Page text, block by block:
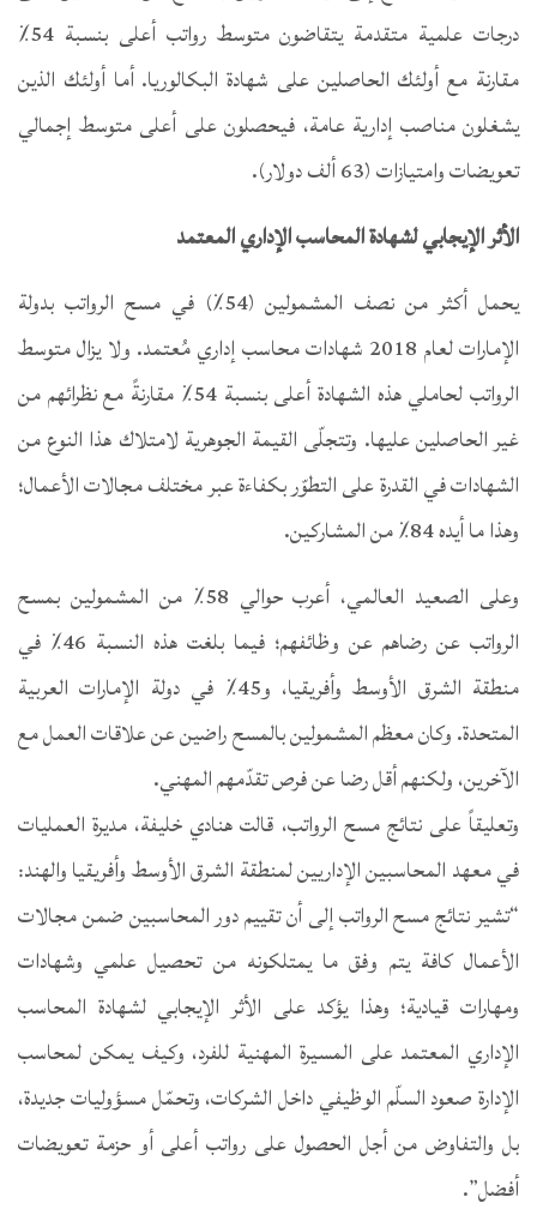
درجات علمية متقدمة يتقاضون متوسط رواتب أعلى بنسبة 54٪
مقارنة مع أولئك الحاصلين على شهادة البكالوريا. أما أولئك الذين
يشغلون مناصب إدارية عامة، فيحصلون على أعلى متوسط إجمالي
تعويضات وامتيازات (63 ألف دولار).
الأثر الإيجابي لشهادة المحاسب الإداري المعتمد
يحمل أكثر من نصف المشمولين (54٪) في مسح الرواتب بدولة
الإمارات لعام 2018 شهادات محاسب إداري مُعتمد. ولا يزال متوسط
الرواتب لحاملي هذه الشهادة أعلى بنسبة 54٪ مقارنةً مع نظرائهم من
غير الحاصلين عليها. وتتجلّى القيمة الجوهرية لامتلاك هذا النوع من
الشهادات في القدرة على التطوّر بكفاءة عبر مختلف مجالات الأعمال؛
وهذا ما أيده 84٪ من المشاركين.
وعلى الصعيد العالمي، أعرب حوالي 58٪ من المشمولين بمسح
الرواتب عن رضاهم عن وظائفهم؛ فيما بلغت هذه النسبة 46٪ في
منطقة الشرق الأوسط وأفريقيا، و45٪ في دولة الإمارات العربية
المتحدة. وكان معظم المشمولين بالمسح راضين عن علاقات العمل مع
الآخرين، ولكنهم أقل رضا عن فرص تقدّمهم المهني.
وتعليقاً على نتائج مسح الرواتب، قالت هنادي خليفة، مديرة العمليات
في معهد المحاسبين الإداريين لمنطقة الشرق الأوسط وأفريقيا والهند:
“تشير نتائج مسح الرواتب إلى أن تقييم دور المحاسبين ضمن مجالات
الأعمال كافة يتم وفق ما يمتلكونه من تحصيل علمي وشهادات
ومهارات قيادية؛ وهذا يؤكد على الأثر الإيجابي لشهادة المحاسب
الإداري المعتمد على المسيرة المهنية للفرد، وكيف يمكن لمحاسب
الإدارة صعود السلّم الوظيفي داخل الشركات، وتحمّل مسؤوليات جديدة،
بل والتفاوض من أجل الحصول على رواتب أعلى أو حزمة تعويضات
أفضل”.